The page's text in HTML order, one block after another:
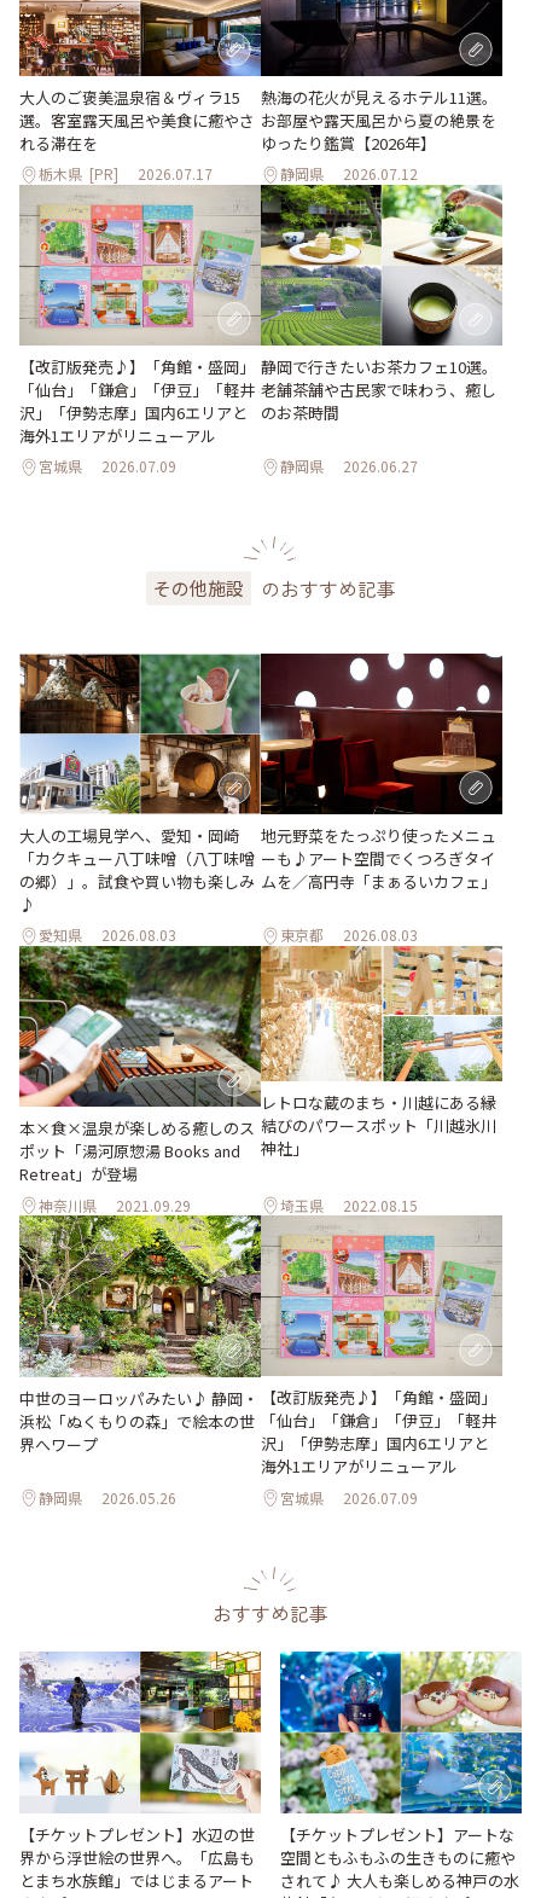
大人のご褒美温泉宿＆ヴィラ15
選。客室露天風呂や美食に癒やさ
れる滞在を
栃木県 [PR] 2026.07.17
熱海の花火が見えるホテル11選。
お部屋や露天風呂から夏の絶景を
ゆったり鑑賞【2026年】
静岡県 2026.07.12
【改訂版発売♪】「角館・盛岡」
「仙台」「鎌倉」「伊豆」「軽井
沢」「伊勢志摩」国内6エリアと
海外1エリアがリニューアル
宮城県 2026.07.09
静岡で行きたいお茶カフェ10選。
老舗茶舗や古民家で味わう、癒し
のお茶時間
静岡県 2026.06.27
その他施設 のおすすめ記事
大人の工場見学へ、愛知・岡崎
「カクキュー八丁味噌（八丁味噌
の郷）」。試食や買い物も楽しみ
♪
愛知県 2026.08.03
地元野菜をたっぷり使ったメニュ
ーも♪アート空間でくつろぎタイ
ムを／高円寺「まぁるいカフェ」
東京都 2026.08.03
本×食×温泉が楽しめる癒しのス
ポット「湯河原惣湯 Books and
Retreat」が登場
神奈川県 2021.09.29
レトロな蔵のまち・川越にある縁
結びのパワースポット「川越氷川
神社」
埼玉県 2022.08.15
中世のヨーロッパみたい♪ 静岡・
浜松「ぬくもりの森」で絵本の世
界へワープ
静岡県 2026.05.26
【改訂版発売♪】「角館・盛岡」
「仙台」「鎌倉」「伊豆」「軽井
沢」「伊勢志摩」国内6エリアと
海外1エリアがリニューアル
宮城県 2026.07.09
おすすめ記事
【チケットプレゼント】水辺の世
界から浮世絵の世界へ。「広島も
とまち水族館」ではじまるアート
【チケットプレゼント】アートな
空間ともふもふの生きものに癒や
されて♪ 大人も楽しめる神戸の水